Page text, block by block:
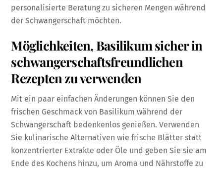
personalisierte Beratung zu sicheren Mengen während
der Schwangerschaft möchten.
Möglichkeiten, Basilikum sicher in
schwangerschaftsfreundlichen
Rezepten zu verwenden
Mit ein paar einfachen Änderungen können Sie den
frischen Geschmack von Basilikum während der
Schwangerschaft bedenkenlos genießen. Verwenden
Sie kulinarische Alternativen wie frische Blätter statt
konzentrierter Extrakte oder Öle und geben Sie sie am
Ende des Kochens hinzu, um Aroma und Nährstoffe zu